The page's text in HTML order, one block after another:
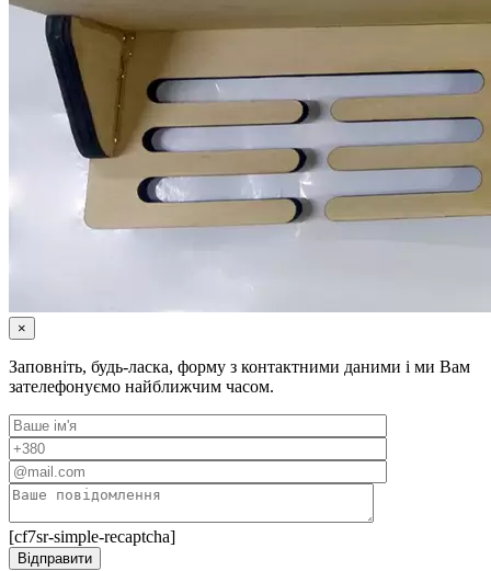
×
Заповніть, будь-ласка, форму з контактними даними і ми Вам
зателефонуємо найближчим часом.
[cf7sr-simple-recaptcha]